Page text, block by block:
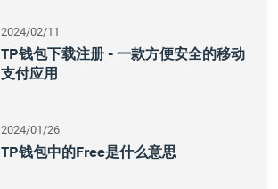
2024/02/11
TP钱包下载注册 - 一款方便安全的移动
支付应用
2024/01/26
TP钱包中的Free是什么意思